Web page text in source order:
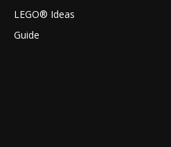
LEGO® Ideas
Guide